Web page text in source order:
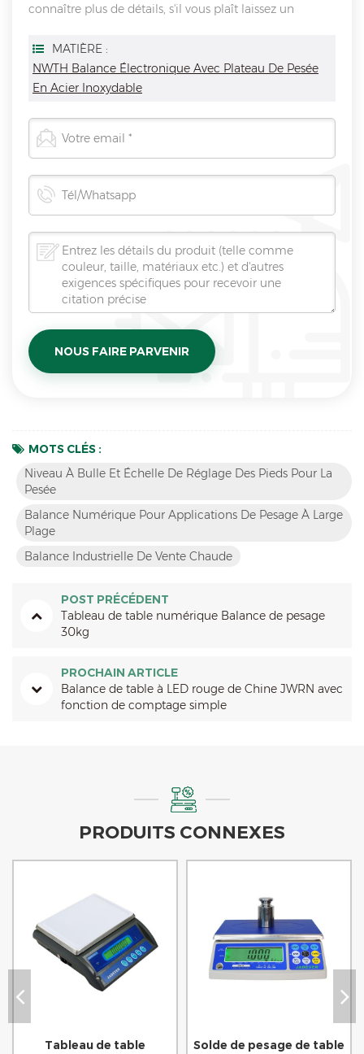
connaître plus de détails, s'il vous plaît laissez un
MATIÈRE :
NWTH Balance Électronique Avec Plateau De Pesée
En Acier Inoxydable
MOTS CLÉS :
Niveau À Bulle Et Échelle De Réglage Des Pieds Pour La
Pesée
Balance Numérique Pour Applications De Pesage À Large
Plage
Balance Industrielle De Vente Chaude
POST PRÉCÉDENT
Tableau de table numérique Balance de pesage
30kg
PROCHAIN ARTICLE
Balance de table à LED rouge de Chine JWRN avec
fonction de comptage simple
PRODUITS CONNEXES
Tableau de table
Solde de pesage de table